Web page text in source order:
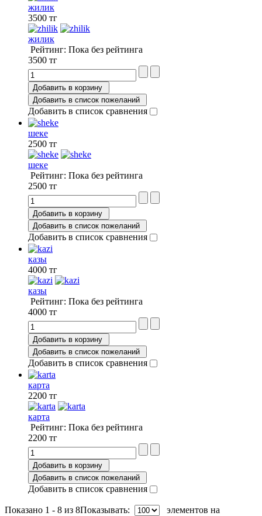
жилик
3500 тг
жилик
Рейтинг: Пока без рейтинга
3500 тг
Добавить в корзину
Добавить в список пожеланий
Добавить в список сравнения
шеке
2500 тг
шеке
Рейтинг: Пока без рейтинга
2500 тг
Добавить в корзину
Добавить в список пожеланий
Добавить в список сравнения
казы
4000 тг
казы
Рейтинг: Пока без рейтинга
4000 тг
Добавить в корзину
Добавить в список пожеланий
Добавить в список сравнения
карта
2200 тг
карта
Рейтинг: Пока без рейтинга
2200 тг
Добавить в корзину
Добавить в список пожеланий
Добавить в список сравнения
Показано 1 - 8 из 8Показывать: элементов на